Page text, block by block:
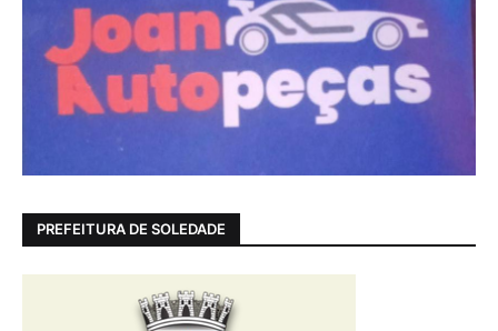
PREFEITURA DE SOLEDADE